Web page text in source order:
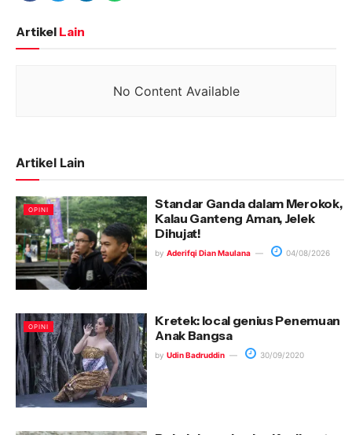
Artikel Lain
No Content Available
Artikel Lain
OPINI
Standar Ganda dalam Merokok,
Kalau Ganteng Aman, Jelek
Dihujat!
by Aderifqi Dian Maulana 04/08/2026
OPINI
Kretek: local genius Penemuan
Anak Bangsa
by Udin Badruddin 30/09/2020